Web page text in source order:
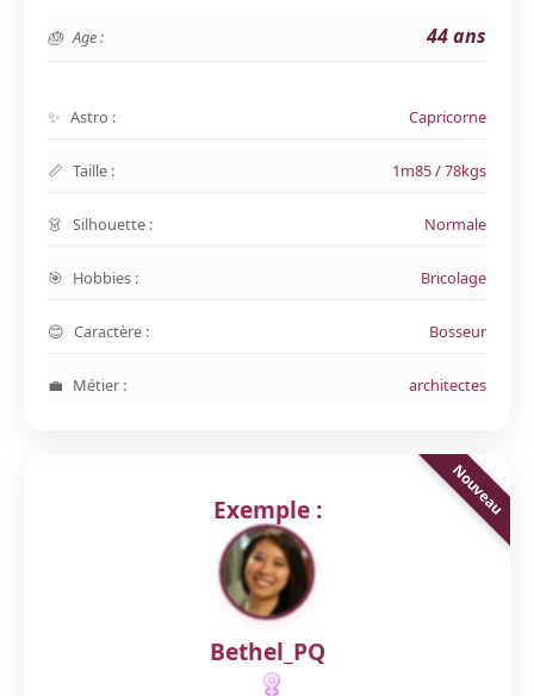
Age : 44 ans
Astro : Capricorne
Taille : 1m85 / 78kgs
Silhouette : Normale
Hobbies : Bricolage
Caractère : Bosseur
Métier : architectes
Exemple :
Bethel_PQ